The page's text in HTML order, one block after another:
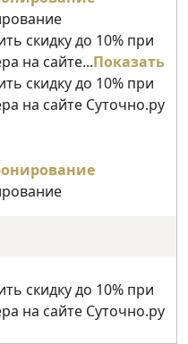
скидку до 10% при
на сайте...Показать
скидку до 10% при
на сайте Суточно.ру
скидку до 10% при
на сайте Суточно.ру